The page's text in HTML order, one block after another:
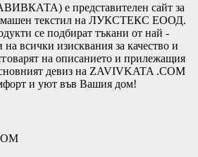
е представителен сайт за
текстил на ЛУКСТЕКС ЕООД.
се подбират тъкани от най -
всички изисквания за качество и
на описанието и прилежащия
девиз на ZAVIVKATA .COM
и уют във Вашия дом!